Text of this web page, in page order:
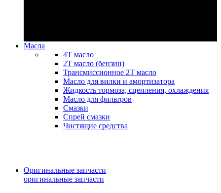
Масла
4T масло
2Т масло (бензин)
Трансмиссионное 2Т масло
Масло для вилки и амортизатора
Жидкость тормоза, сцепления, охлаждения
Масло для фильтров
Смазки
Спрей смазки
Чистящие средства
Оригинальные запчасти
оригинальные запчасти